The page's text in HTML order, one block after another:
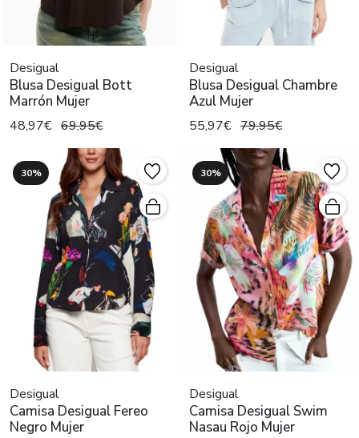
Desigual
Blusa Desigual Bott
Marrón Mujer
48,97€ 69,95€
Desigual
Blusa Desigual Chambre
Azul Mujer
55,97€ 79,95€
30%
Desigual
Camisa Desigual Fereo
Negro Mujer
30%
Desigual
Camisa Desigual Swim
Nasau Rojo Mujer